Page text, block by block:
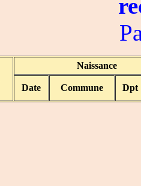
Naissance
Date Commune Dpt